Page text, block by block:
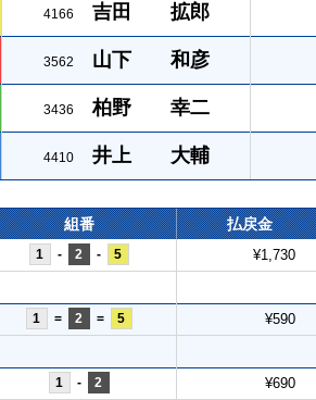
4166 吉田 拡郎
3562 山下 和彦
3436 柏野 幸二
4410 井上 大輔
組番 払戻金
1 - 2 - 5 ¥1,730
1 = 2 = 5 ¥590
1 - 2 ¥690